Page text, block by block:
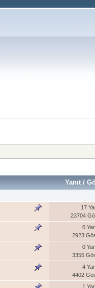
Yanıt/
17
23704
0
2923
0
3355
4
4402
1